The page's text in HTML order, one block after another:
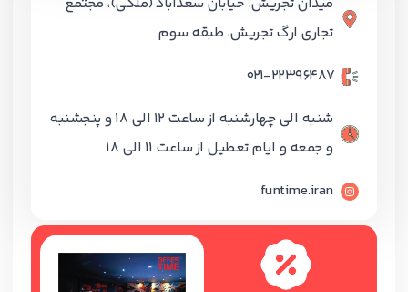
تجاری ارگ تجریش، طبقه سوم
021-۲۲۳۹۶۴۸۷
شنبه الی چهارشنبه از ساعت 12 الی 18 و پنجشنبه
و جمعه و ایام تعطیل از ساعت 11 الی 18
funtime.iran